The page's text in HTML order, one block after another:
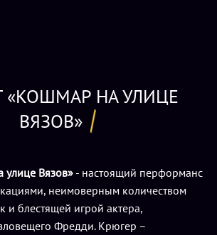
«КОШМАР НА УЛИЦЕ
ВЯЗОВ»
улице Вязов» - настоящий перформанс
неимоверным количеством
и блестящей игрой актера,
Фредди. Крюгер –